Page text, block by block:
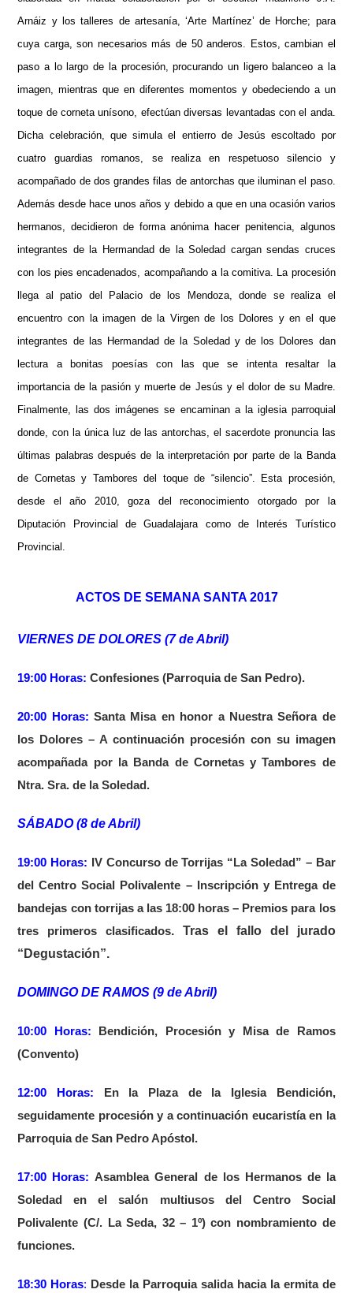
Arnáiz y los talleres de artesanía, ‘Arte Martínez’ de Horche; para
cuya carga, son necesarios más de 50 anderos. Estos, cambian el
paso a lo largo de la procesión, procurando un ligero balanceo a la
imagen, mientras que en diferentes momentos y obedeciendo a un
toque de corneta unísono, efectúan diversas levantadas con el anda.
Dicha celebración, que simula el entierro de Jesús escoltado por
cuatro guardias romanos, se realiza en respetuoso silencio y
acompañado de dos grandes filas de antorchas que iluminan el paso.
Además desde hace unos años y debido a que en una ocasión varios
hermanos, decidieron de forma anónima hacer penitencia, algunos
integrantes de la Hermandad de la Soledad cargan sendas cruces
con los pies encadenados, acompañando a la comitiva. La procesión
llega al patio del Palacio de los Mendoza, donde se realiza el
encuentro con la imagen de la Virgen de los Dolores y en el que
integrantes de las Hermandad de la Soledad y de los Dolores dan
lectura a bonitas poesías con las que se intenta resaltar la
importancia de la pasión y muerte de Jesús y el dolor de su Madre.
Finalmente, las dos imágenes se encaminan a la iglesia parroquial
donde, con la única luz de las antorchas, el sacerdote pronuncia las
últimas palabras después de la interpretación por parte de la Banda
de Cornetas y Tambores del toque de “silencio”. Esta procesión,
desde el año 2010, goza del reconocimiento otorgado por la
Diputación Provincial de Guadalajara como de Interés Turístico
Provincial.
ACTOS DE SEMANA SANTA 2017
VIERNES DE DOLORES (7 de Abril)
19:00 Horas: Confesiones (Parroquia de San Pedro).
20:00 Horas: Santa Misa en honor a Nuestra Señora de
los Dolores – A continuación procesión con su imagen
acompañada por la Banda de Cornetas y Tambores de
Ntra. Sra. de la Soledad.
SÁBADO (8 de Abril)
19:00 Horas:
IV Concurso de Torrijas “La Soledad” – Bar
del Centro Social Polivalente – Inscripción y Entrega de
bandejas con torrijas a las 18:00 horas – Premios para los
tres primeros clasificados. Tras el fallo del jurado
“Degustación”.
DOMINGO DE RAMOS (9 de Abril)
10:00 Horas:
Bendición, Procesión y Misa de Ramos
(Convento)
12:00 Horas:
En la Plaza de la Iglesia Bendición,
seguidamente procesión y a continuación eucaristía en la
Parroquia de San Pedro Apóstol.
17:00 Horas: Asamblea General de los Hermanos de la
Soledad en el salón multiusos del Centro Social
Polivalente (C/. La Seda, 32 – 1º) con nombramiento de
funciones.
18:30 Horas: Desde la Parroquia salida hacia la ermita de